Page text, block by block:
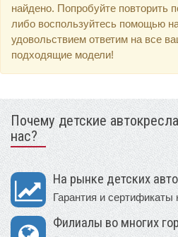
найдено. Попробуйте повторить
либо воспользуйтесь помощью
удовольствием ответим на все
подходящие модели!
Почему детские
нас?
На рынке детских
Гарантия и сертификаты
Филиалы во многих